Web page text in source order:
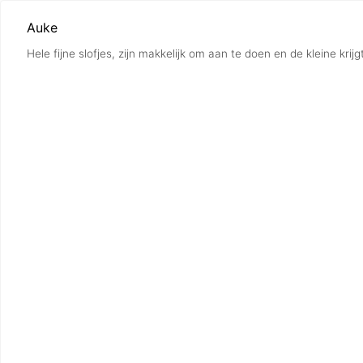
Auke
Hele fijne slofjes, zijn makkelijk om aan te doen en de kleine